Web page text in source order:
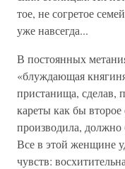
тое, не согретое
уже навсегда...
В постоянных
«блуждающая
пристанища, сделав,
кареты как бы
производила, должно
Все в этой женщине
чувств: